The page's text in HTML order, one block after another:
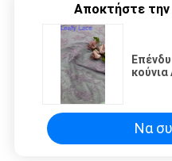
Αποκτήστε την
Να